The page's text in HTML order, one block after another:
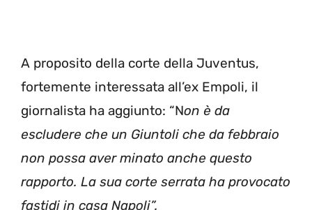
A proposito della corte della Juventus,
fortemente interessata all’ex Empoli, il
giornalista ha aggiunto: “Non è da
escludere che un Giuntoli che da febbraio
non possa aver minato anche questo
rapporto. La sua corte serrata ha provocato
fastidi in casa Napoli”.